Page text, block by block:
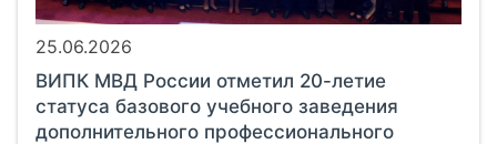
25.06.2026
ВИПК МВД России отметил 20-летие
статуса базового учебного заведения
дополнительного профессионального